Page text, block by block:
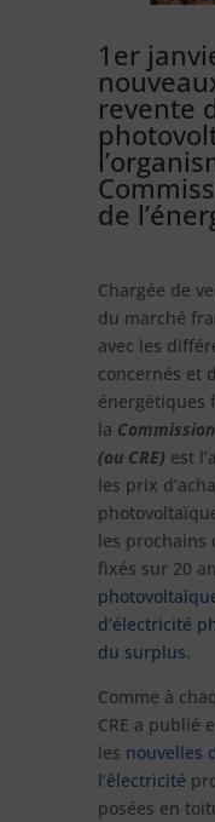
1er
revente
de
Chargée de
du marché
avec les
concernés et
énergétiques
la
(ou CRE) est
les prix
les prochains
fixés sur 20
d’électricité
du surplus.
Comme à
CRE a publié
les nouvelles
l’électricité
posées en